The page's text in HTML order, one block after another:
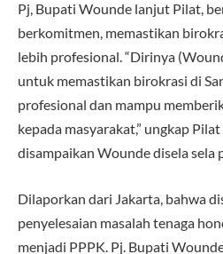
Pj, Bupati Wounde lanjut Pilat,
berkomitmen, memastikan
lebih profesional. “Dirinya
untuk memastikan birokrasi di
profesional dan mampu
kepada masyarakat,” ungkap
disampaikan Wounde disela sela
Dilaporkan dari Jakarta, bahwa
penyelesaian masalah tenaga
menjadi PPPK. Pj. Bupati